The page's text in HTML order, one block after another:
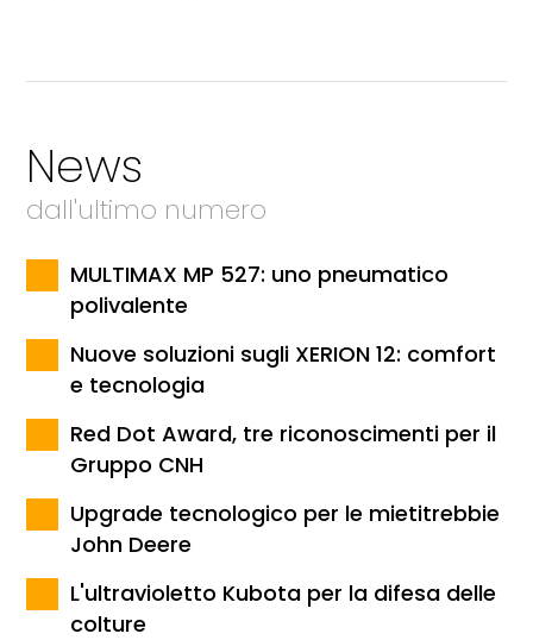
News
dall'ultimo numero
MULTIMAX MP 527: uno pneumatico
polivalente
Nuove soluzioni sugli XERION 12: comfort
e tecnologia
Red Dot Award, tre riconoscimenti per il
Gruppo CNH
Upgrade tecnologico per le mietitrebbie
John Deere
L'ultravioletto Kubota per la difesa delle
colture